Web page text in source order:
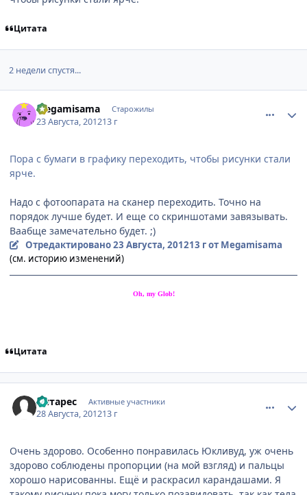
Цитата
2 недели спустя...
Mеgamisama Старожилы
23 Августа, 201213 г
Пора с бумаги в графику переходить, чтобы рисунки стали
ярче.
Надо с фотоопарата на сканер переходить. Точно на
порядок лучше будет. И еще со скриншотами завязывать.
Ваабще замечательно будет. ;)
Отредактировано23 Августа, 201213 гот Mеgamisama
(см. историю изменений)
Oh, my Glob!
Цитата
Антарес Активные участники
28 Августа, 201213 г
Очень здорово. Особенно понравилась Юкливуд, уж очень
здорово соблюдены пропорции (на мой взгляд) и пальцы
хорошо нарисованны. Ещё и раскрасил карандашами. Я